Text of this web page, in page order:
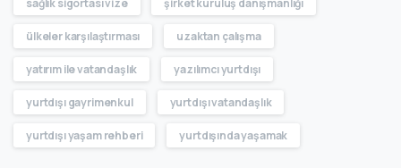
sağlık sigortası vize şirket kuruluş danışmanlığı
ülkeler karşılaştırması uzaktan çalışma
yatırım ile vatandaşlık yazılımcı yurtdışı
yurtdışı gayrimenkul yurtdışı vatandaşlık
yurtdışı yaşam rehberi yurtdışında yaşamak